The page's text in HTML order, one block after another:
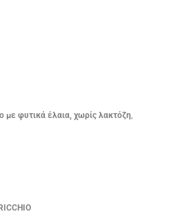
με φυτικά έλαια, χωρίς λακτόζη,